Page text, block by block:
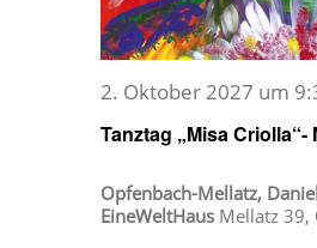
Tanztag „Misa Criolla“-
2. Oktober 2027 um
Opfenbach-Mellatz,
EineWeltHaus Mellatz 39,